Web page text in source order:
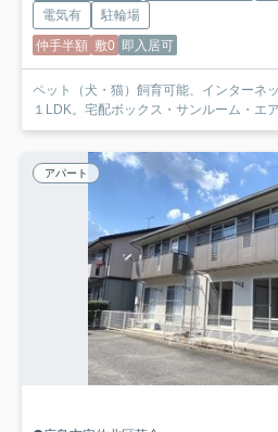
電気有
駐輪場
仲手半額 敷0 即入居可
ペット（犬・猫）飼育可能、インターネ
１LDK。宅配ボックス・サンルーム・エ
アパート